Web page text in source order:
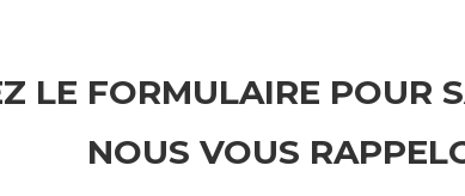
LE FORMULAIRE POUR
NOUS VOUS